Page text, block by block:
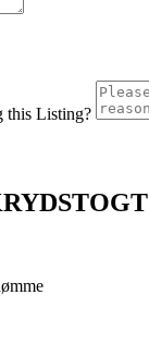
this Listing?